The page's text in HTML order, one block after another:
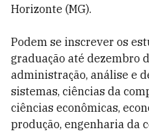
Horizonte (MG).
Podem se inscrever os
graduação até dezembro
administração, análise e
sistemas, ciências da
ciências econômicas,
produção, engenharia da